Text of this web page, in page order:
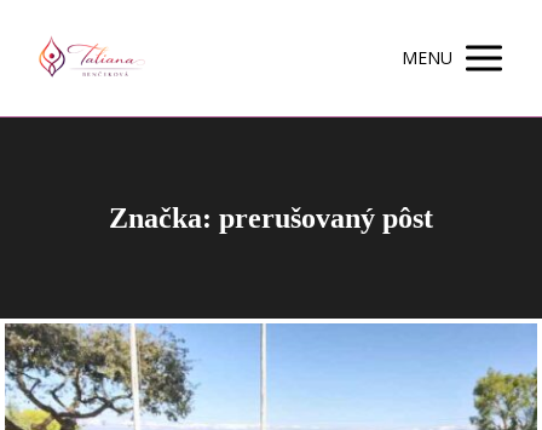
MENU
Značka: prerušovaný pôst